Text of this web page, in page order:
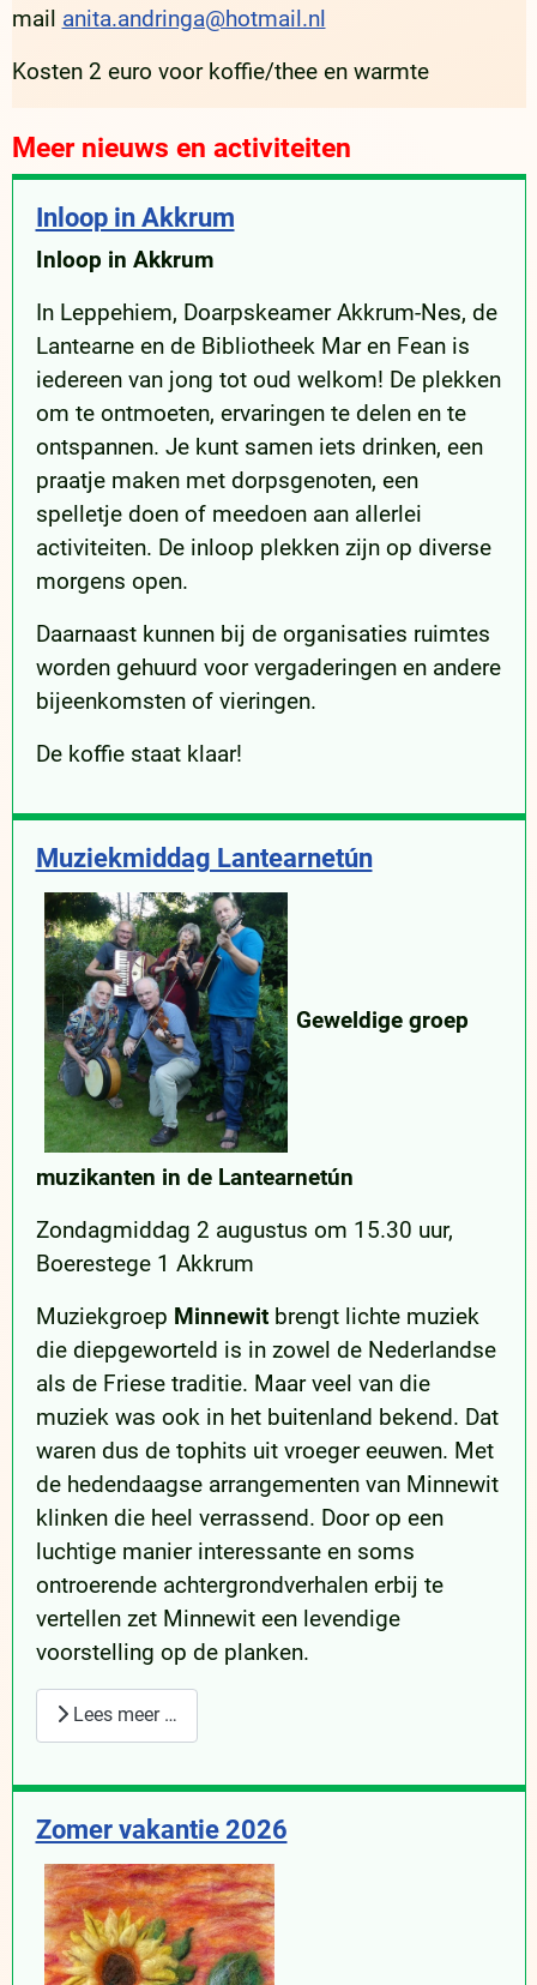
mail anita.andringa@hotmail.nl
Kosten 2 euro voor koffie/thee en warmte
Meer nieuws en activiteiten
Inloop in Akkrum
Inloop in Akkrum
In Leppehiem, Doarpskeamer Akkrum-Nes, de
Lantearne en de Bibliotheek Mar en Fean is
iedereen van jong tot oud welkom! De plekken
om te ontmoeten, ervaringen te delen en te
ontspannen. Je kunt samen iets drinken, een
praatje maken met dorpsgenoten, een
spelletje doen of meedoen aan allerlei
activiteiten. De inloop plekken zijn op diverse
morgens open.
Daarnaast kunnen bij de organisaties ruimtes
worden gehuurd voor vergaderingen en andere
bijeenkomsten of vieringen.
De koffie staat klaar!
Muziekmiddag Lantearnetún
Geweldige groep
muzikanten in de Lantearnetún
Zondagmiddag 2 augustus om 15.30 uur,
Boerestege 1 Akkrum
Muziekgroep Minnewitbrengt lichte muziek
die diepgeworteld is in zowel de Nederlandse
als de Friese traditie. Maar veel van die
muziek was ook in het buitenland bekend. Dat
waren dus de tophits uit vroeger eeuwen. Met
de hedendaagse arrangementen van Minnewit
klinken die heel verrassend. Door op een
luchtige manier interessante en soms
ontroerende achtergrondverhalen erbij te
vertellen zet Minnewit een levendige
voorstelling op de planken.
Lees meer …
Zomer vakantie 2026